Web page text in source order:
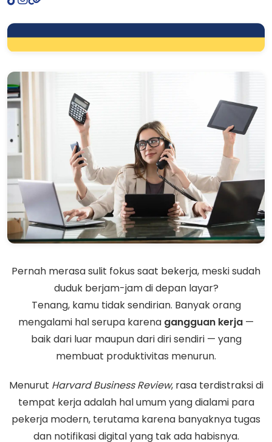
Pernah merasa sulit fokus saat bekerja, meski sudah
duduk berjam-jam di depan layar?
Tenang, kamu tidak sendirian. Banyak orang
mengalami hal serupa karena gangguan kerja —
baik dari luar maupun dari diri sendiri — yang
membuat produktivitas menurun.
Menurut Harvard Business Review, rasa terdistraksi di
tempat kerja adalah hal umum yang dialami para
pekerja modern, terutama karena banyaknya tugas
dan notifikasi digital yang tak ada habisnya.